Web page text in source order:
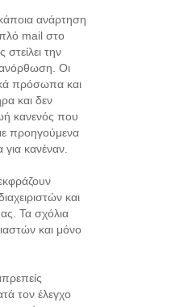
ανάρτηση
mail στο
την
Οι
πρόσωπα και
και δεν
κανενός που
προηγούμενα
κανέναν.
και
Τα σχόλια
και μόνο
τον έλεγχο